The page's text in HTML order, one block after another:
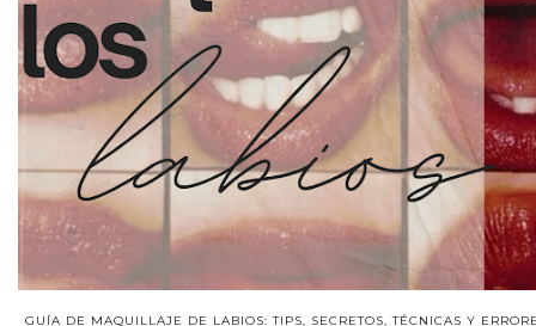
GUÍA DE MAQUILLAJE DE LABIOS: TIPS, SECRETOS, TÉCNICAS Y